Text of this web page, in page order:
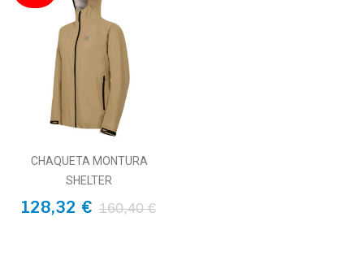
CHAQUETA MONTURA
SHELTER
128,32 € 160,40 €